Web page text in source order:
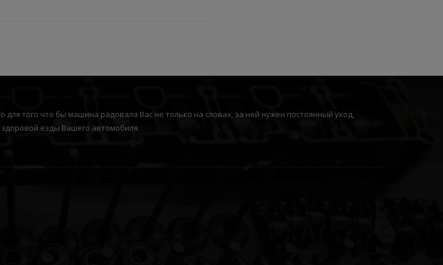
того что бы машина радовала Вас не только на словах, за ней нужен постоянный уход,
езды Вашего автомобиля.